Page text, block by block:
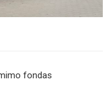
fondas